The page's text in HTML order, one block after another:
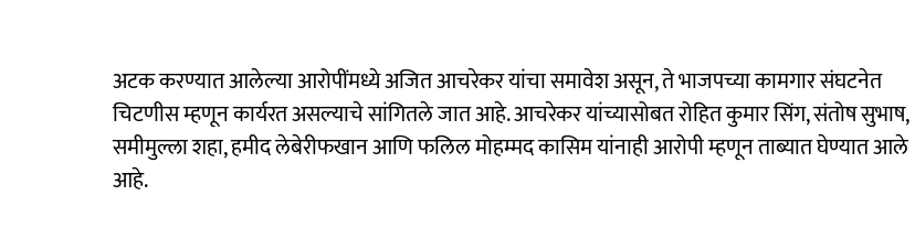
अटक करण्यात आलेल्या आरोपींमध्ये अजित आचरेकर यांचा समावेश असून, ते भाजपच्या कामगार संघटनेत
चिटणीस म्हणून कार्यरत असल्याचे सांगितले जात आहे. आचरेकर यांच्यासोबत रोहित कुमार सिंग, संतोष सुभाष,
समीमुल्ला शहा, हमीद लेबेरीफखान आणि फलिल मोहम्मद कासिम यांनाही आरोपी म्हणून ताब्यात घेण्यात आले
आहे.